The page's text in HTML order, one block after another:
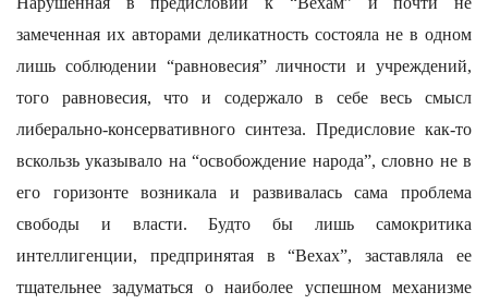
замеченная их авторами деликатность состояла не в одном
лишь соблюдении “равновесия” личности и учреждений,
того равновесия, что и содержало в себе весь смысл
либерально-консервативного синтеза. Предисловие как-то
вскользь указывало на “освобождение народа”, словно не в
его горизонте возникала и развивалась сама проблема
свободы и власти. Будто бы лишь самокритика
интеллигенции, предпринятая в “Вехах”, заставляла ее
тщательнее задуматься о наиболее успешном механизме